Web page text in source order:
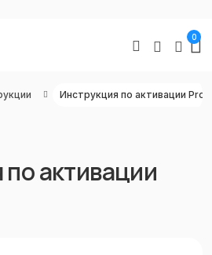
0
Инструкция по активации
активации